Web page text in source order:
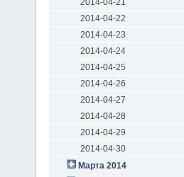
2014-04-21
2014-04-22
2014-04-23
2014-04-24
2014-04-25
2014-04-26
2014-04-27
2014-04-28
2014-04-29
2014-04-30
Марта 2014